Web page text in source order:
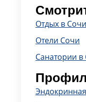
Отдых в Сочи
Отели Сочи
Санатории в